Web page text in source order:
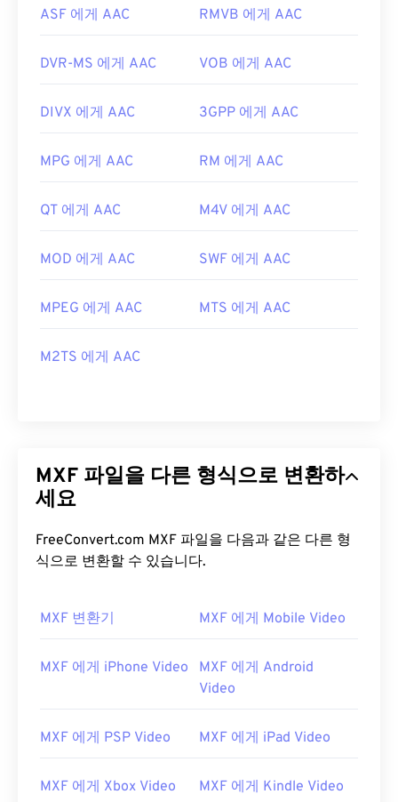
ASF 에게 AAC RMVB 에게 AAC
DVR-MS 에게 AAC VOB 에게 AAC
DIVX 에게 AAC 3GPP 에게 AAC
MPG 에게 AAC RM 에게 AAC
QT 에게 AAC M4V 에게 AAC
MOD 에게 AAC SWF 에게 AAC
MPEG 에게 AAC MTS 에게 AAC
M2TS 에게 AAC
MXF 파일을 다른 형식으로 변환하
세요
FreeConvert.com MXF 파일을 다음과 같은 다른 형
식으로 변환할 수 있습니다.
MXF 변환기 MXF 에게 Mobile Video
MXF 에게 iPhone Video
MXF 에게 Android
Video
MXF 에게 PSP Video MXF 에게 iPad Video
MXF 에게 Xbox Video MXF 에게 Kindle Video